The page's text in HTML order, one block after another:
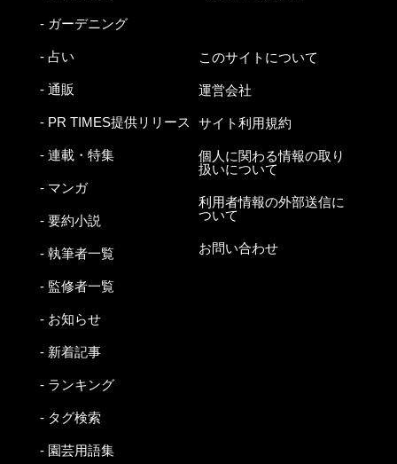
- ガーデニング
- 占い
- 通販
- PR TIMES提供リリース
- 連載・特集
- マンガ
- 要約小説
- 執筆者一覧
- 監修者一覧
- お知らせ
- 新着記事
- ランキング
- タグ検索
- 園芸用語集
このサイトについて
運営会社
サイト利用規約
個人に関わる情報の取り
扱いについて
利用者情報の外部送信に
ついて
お問い合わせ